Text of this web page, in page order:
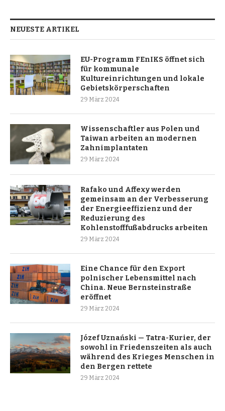
NEUESTE ARTIKEL
EU-Programm FEnIKS öffnet sich
für kommunale
Kultureinrichtungen und lokale
Gebietskörperschaften
29 März 2024
Wissenschaftler aus Polen und
Taiwan arbeiten an modernen
Zahnimplantaten
29 März 2024
Rafako und Affexy werden
gemeinsam an der Verbesserung
der Energieeffizienz und der
Reduzierung des
Kohlenstofffußabdrucks arbeiten
29 März 2024
Eine Chance für den Export
polnischer Lebensmittel nach
China. Neue Bernsteinstraße
eröffnet
29 März 2024
Józef Uznański — Tatra-Kurier, der
sowohl in Friedenszeiten als auch
während des Krieges Menschen in
den Bergen rettete
29 März 2024